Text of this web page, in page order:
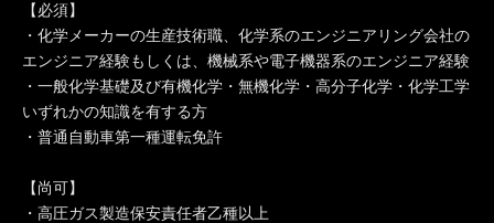
【必須】
・化学メーカーの生産技術職、化学系のエンジニアリング会社の
エンジニア経験もしくは、機械系や電子機器系のエンジニア経験
・一般化学基礎及び有機化学・無機化学・高分子化学・化学工学
いずれかの知識を有する方
・普通自動車第一種運転免許
【尚可】
・高圧ガス製造保安責任者乙種以上